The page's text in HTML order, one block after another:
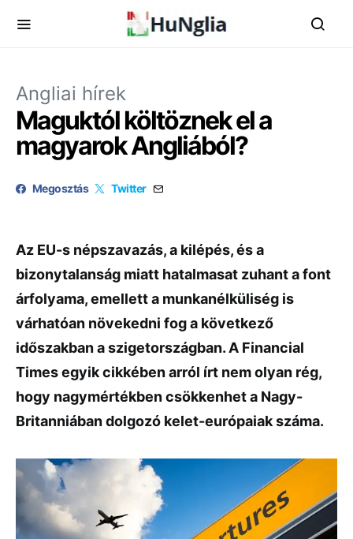
Angliai hírek
Maguktól költöznek el a
magyarok Angliából?
Megosztás Twitter
Az EU-s népszavazás, a kilépés, és a
bizonytalanság miatt hatalmasat zuhant a font
árfolyama, emellett a munkanélküliség is
várhatóan növekedni fog a következő
időszakban a szigetországban. A Financial
Times egyik cikkében arról írt nem olyan rég,
hogy nagymértékben csökkenhet a Nagy-
Britanniában dolgozó kelet-európaiak száma.